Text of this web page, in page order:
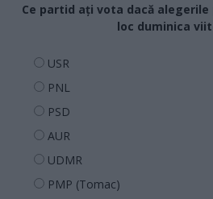
Ce partid ați vota dacă
loc duminica
USR
PNL
PSD
AUR
UDMR
PMP (Tomac)